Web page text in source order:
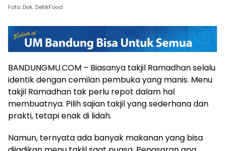
Foto: Dok. DetikFood
BANDUNGMU.COM – Biasanya takjil Ramadhan selalu
identik dengan cemilan pembuka yang manis. Menu
takjil Ramadhan tak perlu repot dalam hal
membuatnya. Pilih sajian takjil yang sederhana dan
prakti, tetapi enak di lidah.
Namun, ternyata ada banyak makanan yang bisa